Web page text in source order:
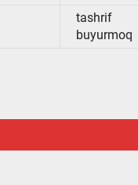
tashrif
buyurmoq